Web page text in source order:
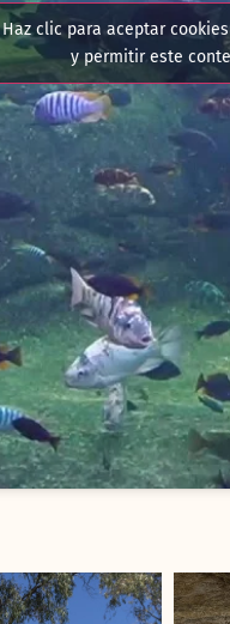
Haz clic para aceptar
y permitir este